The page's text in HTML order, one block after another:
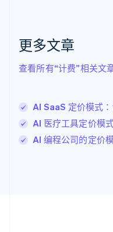
更多文章
查看所有“计费”相关文
AI SaaS 定价模式
AI 医疗工具定价模
AI 编程公司的定价
English
English
卢森堡
罗马尼亚
English